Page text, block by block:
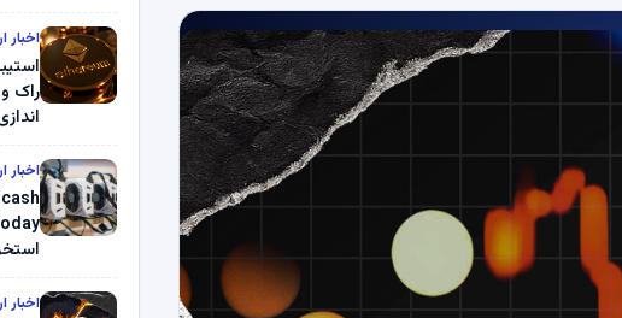
اخبار
اخبار
اخبار